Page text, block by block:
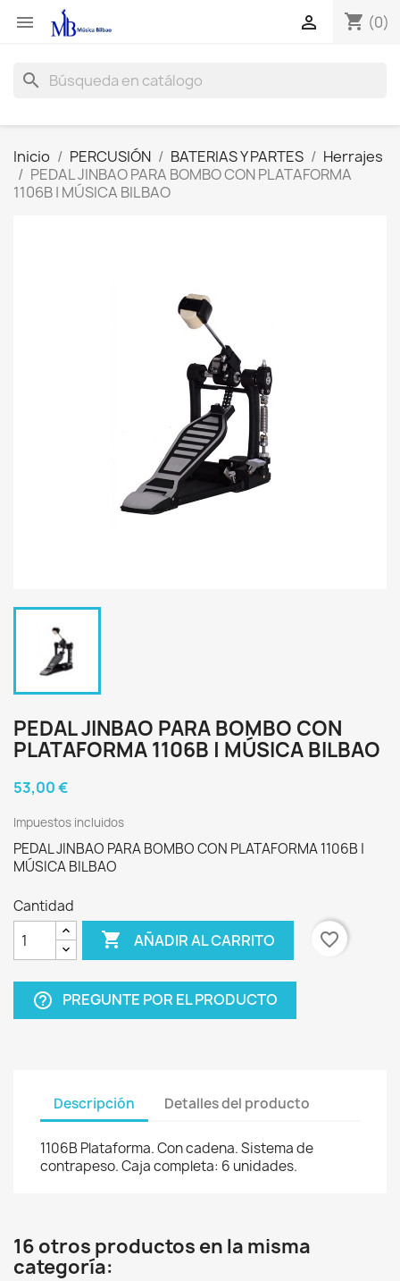
 shopping_cart (0)

search
Inicio PERCUSIÓN BATERIAS Y PARTES
Herrajes
PEDAL JINBAO PARA BOMBO CON PLATAFORMA
1106B | MÚSICA BILBAO
PEDAL JINBAO PARA BOMBO CON
PLATAFORMA 1106B | MÚSICA BILBAO
53,00 €
Impuestos incluidos
PEDAL JINBAO PARA BOMBO CON PLATAFORMA 1106B |
MÚSICA BILBAO
Cantidad
 AÑADIR AL CARRITO favorite_border
help_outline PREGUNTE POR EL PRODUCTO
Descripción Detalles del producto
1106B Plataforma. Con cadena. Sistema de
contrapeso. Caja completa: 6 unidades.
16 otros productos en la misma
categoría: